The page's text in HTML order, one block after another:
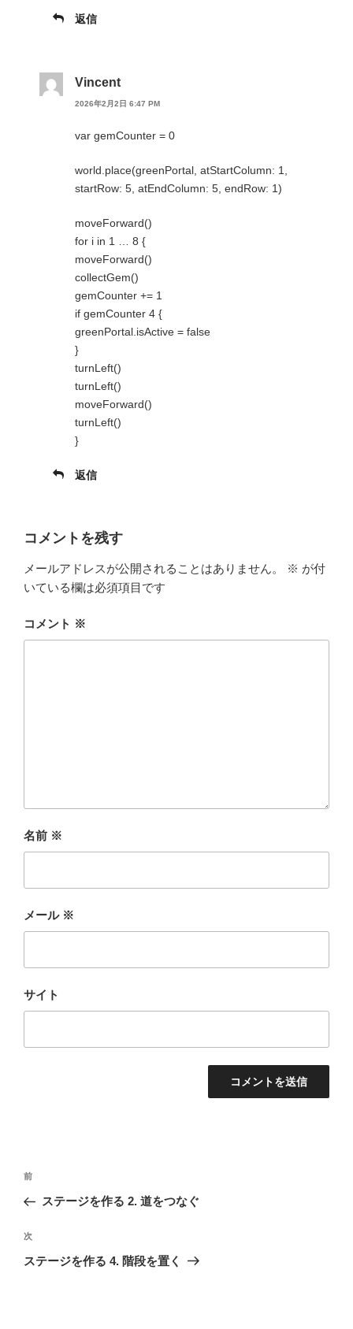
返信
Vincent
2026年2月2日 6:47 PM
var gemCounter = 0
world.place(greenPortal, atStartColumn: 1,
startRow: 5, atEndColumn: 5, endRow: 1)
moveForward()
for i in 1 … 8 {
moveForward()
collectGem()
gemCounter += 1
if gemCounter 4 {
greenPortal.isActive = false
}
turnLeft()
turnLeft()
moveForward()
turnLeft()
}
返信
コメントを残す
メールアドレスが公開されることはありません。 ※ が付
いている欄は必須項目です
コメント ※
名前 ※
メール ※
サイト
投
ナ
ビ
ゲ
前
の
稿
前
ステージを作る 2. 道をつなぐ
次
の
次
ステージを作る 4. 階段を置く